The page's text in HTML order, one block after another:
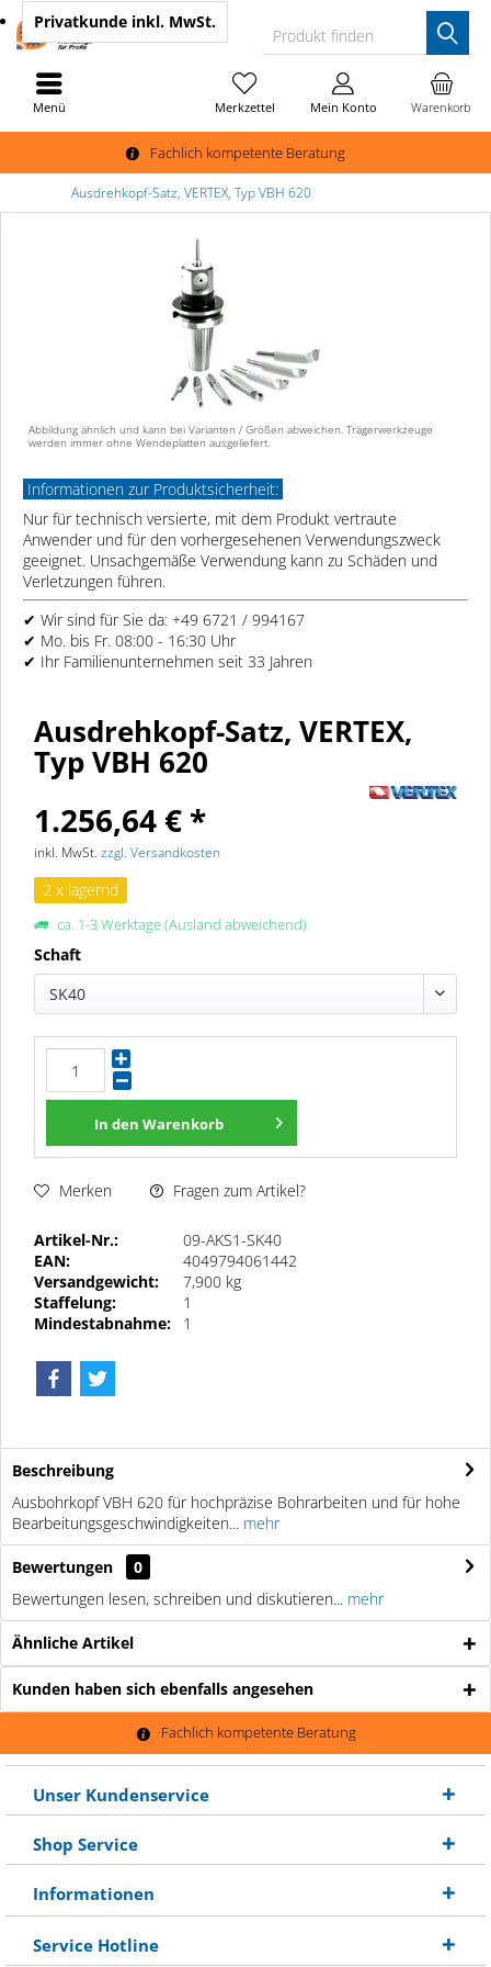
Fachlich kompetente Beratung
Produkt finden
Warenkorb
Merkzettel Mein Konto
Privatkunde inkl. MwSt.
Menü
Ausdrehkopf-Satz, VERTEX, Typ VBH 620
Abbildung ähnlich und kann bei Varianten / Größen abweichen. Trägerwerkzeuge
werden immer ohne Wendeplatten ausgeliefert.
Informationen zur Produktsicherheit:
Nur für technisch versierte, mit dem Produkt vertraute
Anwender und für den vorhergesehenen Verwendungszweck
geeignet. Unsachgemäße Verwendung kann zu Schäden und
Verletzungen führen.
✔ Wir sind für Sie da: +49 6721 / 994167
✔ Mo. bis Fr. 08:00 - 16:30 Uhr
✔ Ihr Familienunternehmen seit 33 Jahren
Ausdrehkopf-Satz, VERTEX,
Typ VBH 620
1.256,64 € *
inkl. MwSt. zzgl. Versandkosten
2 x lagernd
ca. 1-3 Werktage (Ausland abweichend)
Schaft
SK40
In den Warenkorb
Merken Fragen zum Artikel?
Artikel-Nr.:
09-AKS1-SK40
EAN:
4049794061442
Versandgewicht:
7,900 kg
Staffelung:
1
Mindestabnahme:
1
Beschreibung
Ausbohrkopf VBH 620 für hochpräzise Bohrarbeiten und für hohe
Bearbeitungsgeschwindigkeiten... mehr
Bewertungen
0
Bewertungen lesen, schreiben und diskutieren... mehr
Ähnliche Artikel
Kunden haben sich ebenfalls angesehen
Fachlich kompetente Beratung
Unser Kundenservice
Shop Service
Informationen
Service Hotline